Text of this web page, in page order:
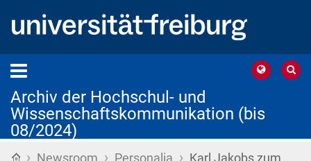
Archiv der Hochschul- und
Wissenschaftskommunikation (bis
08/2024)
Startseite
› Newsroom › Personalia › Karl Jakobs zum